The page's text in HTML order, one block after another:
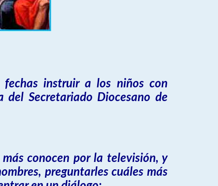
fechas instruir a los niños con
Secretariado Diocesano de
conocen por la televisión, y
preguntarles cuáles más